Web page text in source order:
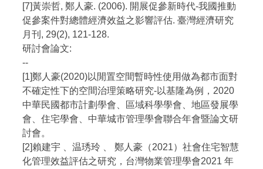
[7]黃崇哲, 鄭人豪. (2006). 開展促參新時代-我國推動
促參案件對總體經濟效益之影響評估. 臺灣經濟研究
月刊, 29(2), 121-128.
研討會論文:
--
[1]鄭人豪(2020)以閒置空間暫時性使用做為都市面對
不確定性下的空間治理策略研究-以基隆為例，2020
中華民國都市計劃學會、區域科學學會、地區發展學
會、住宅學會、中華城市管理學會聯合年會暨論文研
討會。
[2]賴建宇 、温琇玲 、 鄭人豪（2021）社會住宅智慧
化管理效益評估之研究，台灣物業管理學會2021 年